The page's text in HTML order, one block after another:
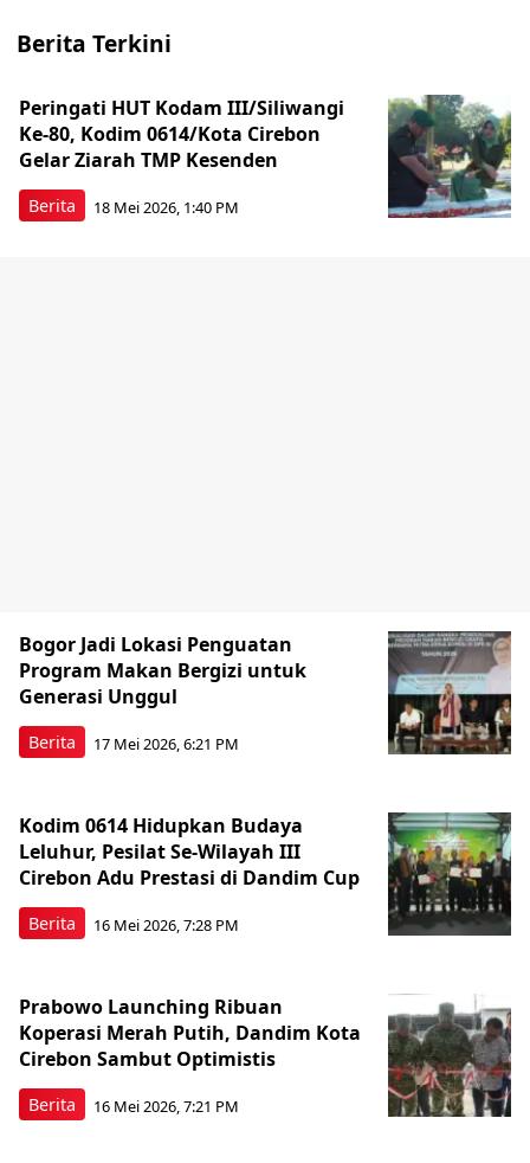
Berita Terkini
Berita
Peringati HUT Kodam III/Siliwangi
Ke-80, Kodim 0614/Kota Cirebon
Gelar Ziarah TMP Kesenden
18 Mei 2026, 1:40 PM
Berita
Bogor Jadi Lokasi Penguatan
Program Makan Bergizi untuk
Generasi Unggul
17 Mei 2026, 6:21 PM
Berita
Kodim 0614 Hidupkan Budaya
Leluhur, Pesilat Se-Wilayah III
Cirebon Adu Prestasi di Dandim Cup
16 Mei 2026, 7:28 PM
Berita
Prabowo Launching Ribuan
Koperasi Merah Putih, Dandim Kota
Cirebon Sambut Optimistis
16 Mei 2026, 7:21 PM